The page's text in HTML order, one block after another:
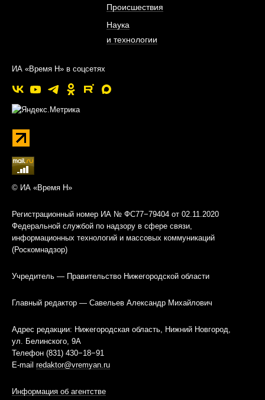
Происшествия
Наука
и технологии
ИА «Время Н» в соцсетях
© ИА «Время Н»
Регистрационный номер ИА № ФС77−79404 от 02.11.2020
Федеральной службой по надзору в сфере связи,
информационных технологий и массовых коммуникаций
(Роскомнадзор)
Учредитель — Правительство Нижегородской области
Главный редактор — Савельев Александр Михайлович
Адрес редакции: Нижегородская область, Нижний Новгород,
ул. Белинского, 9А
Телефон (831) 430−18−91
E-mail redaktor@vremyan.ru
Информация об агентстве